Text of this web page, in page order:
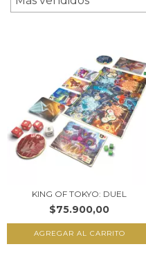
KING OF TOKYO: DUEL
$75.900,00